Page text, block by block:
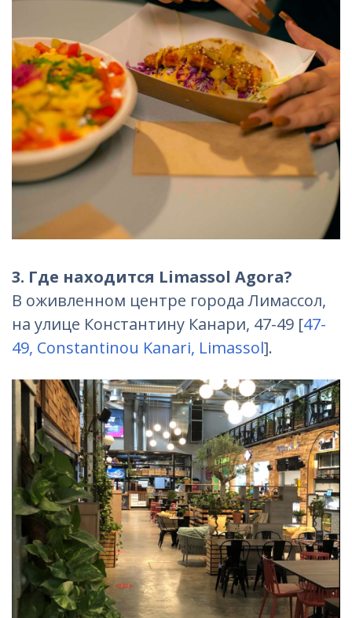
3. Где находится Limassol Agora?
В оживленном центре города Лимассол,
на улице Константину Канари, 47-49 [47-
49, Constantinou Kanari, Limassol].